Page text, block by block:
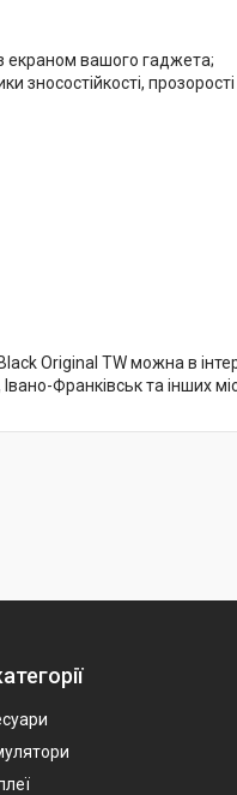
екраном вашого гаджета;
зносостійкості,
Original TW можна в
Франківськ та інших